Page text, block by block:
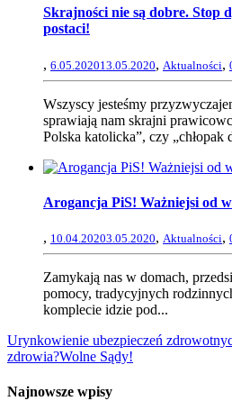
Skrajności nie są dobre. Stop
postaci!
, 6.05.202013.05.2020, Aktualności,
Wszyscy jesteśmy
sprawiają nam skrajni
Polska katolicka”, czy „chłopak
Arogancja PiS! Ważniejsi od
, 10.04.20203.05.2020, Aktualności,
Zamykają nas w domach,
pomocy, tradycyjnych
komplecie idzie pod...
Urynkowienie ubezpieczeń
zdrowia?Wolne Sądy!
Najnowsze wpisy